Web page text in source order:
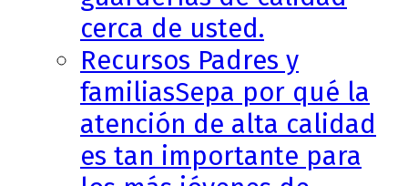
cerca de usted.
Recursos Padres y
familiasSepa por qué la
atención de alta calidad
es tan importante para